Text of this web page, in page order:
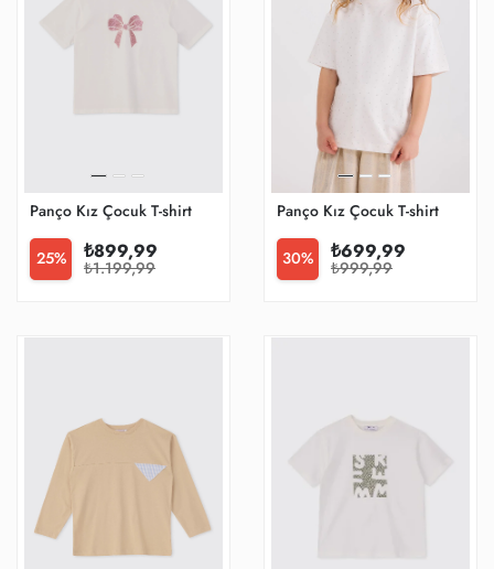
Panço Kız Çocuk T-shirt
25% ₺899,99
₺1.199,99
Panço Kız Çocuk T-shirt
30% ₺699,99
₺999,99